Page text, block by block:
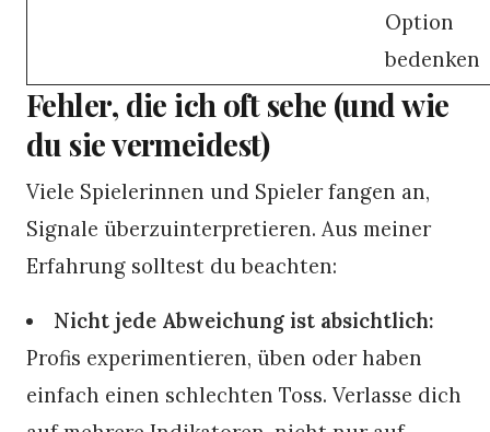
Option
bedenken
Fehler, die ich oft sehe (und wie
du sie vermeidest)
Viele Spielerinnen und Spieler fangen an,
Signale überzuinterpretieren. Aus meiner
Erfahrung solltest du beachten:
Nicht jede Abweichung ist absichtlich:
Profis experimentieren, üben oder haben
einfach einen schlechten Toss. Verlasse dich